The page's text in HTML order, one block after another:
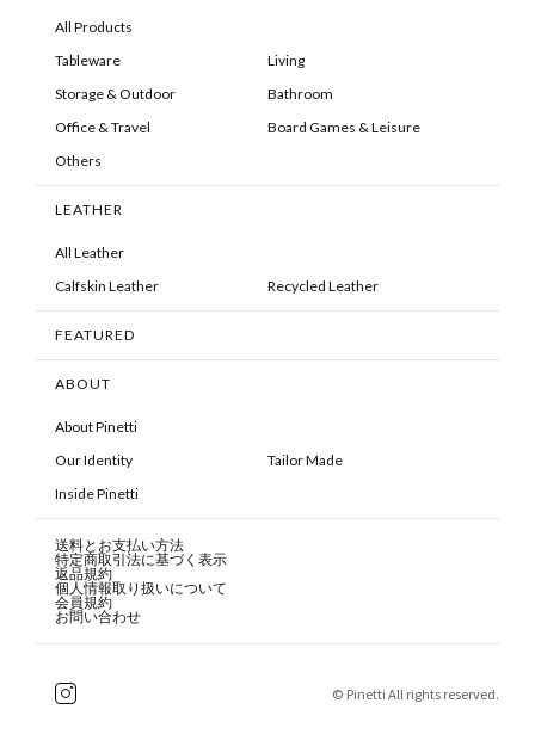
All Products
Tableware
Living
Storage & Outdoor
Bathroom
Office & Travel
Board Games & Leisure
Others
LEATHER
All Leather
Calfskin Leather
Recycled Leather
FEATURED
ABOUT
About Pinetti
Our Identity
Tailor Made
Inside Pinetti
送料とお支払い方法
特定商取引法に基づく表示
返品規約
個人情報取り扱いについて
会員規約
お問い合わせ
© Pinetti All rights reserved.